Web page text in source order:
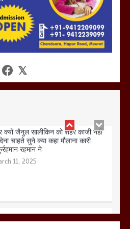
क्यों जैनुल सालीकिन को शहर काजी नहीं
रहमान ने
विभाग से परेशान होकर बागपत में एक संत
को दी आमरण अनशन की चेतावनी
8, 2025